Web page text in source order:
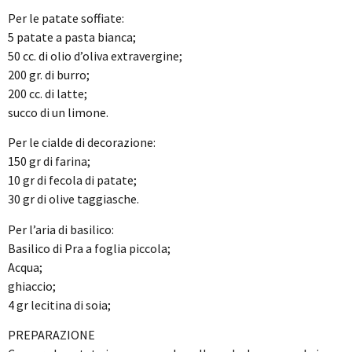
Per le patate soffiate:
5 patate a pasta bianca;
50 cc. di olio d’oliva extravergine;
200 gr. di burro;
200 cc. di latte;
succo di un limone.
Per le cialde di decorazione:
150 gr di farina;
10 gr di fecola di patate;
30 gr di olive taggiasche.
Per l’aria di basilico:
Basilico di Pra a foglia piccola;
Acqua;
ghiaccio;
4 gr lecitina di soia;
PREPARAZIONE